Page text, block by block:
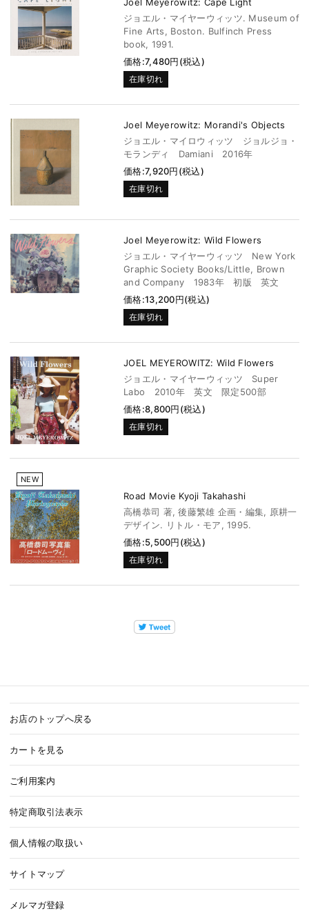
Joel Meyerowitz: Cape Light
ジョエル・マイヤーウィッツ. Museum of
Fine Arts, Boston. Bulfinch Press
book, 1991.
価格:7,480円(税込)
在庫切れ
Joel Meyerowitz: Morandi's Objects
ジョエル・マイロウィッツ ジョルジョ・
モランディ Damiani 2016年
価格:7,920円(税込)
在庫切れ
Joel Meyerowitz: Wild Flowers
ジョエル・マイヤーウィッツ New York
Graphic Society Books/Little, Brown
and Company 1983年 初版 英文
価格:13,200円(税込)
在庫切れ
JOEL MEYEROWITZ: Wild Flowers
ジョエル・マイヤーウィッツ Super
Labo 2010年 英文 限定500部
価格:8,800円(税込)
在庫切れ
NEW
Road Movie Kyoji Takahashi
高橋恭司 著, 後藤繁雄 企画・編集, 原耕一
デザイン. リトル・モア, 1995.
価格:5,500円(税込)
在庫切れ
お店のトップへ戻る
カートを見る
ご利用案内
特定商取引法表示
個人情報の取扱い
サイトマップ
メルマガ登録